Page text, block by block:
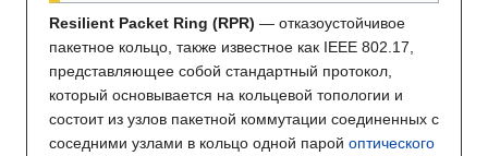
Resilient Packet Ring (RPR) — отказоустойчивое
пакетное кольцо, также известное как IEEE 802.17,
представляющее собой стандартный протокол,
который основывается на кольцевой топологии и
состоит из узлов пакетной коммутации соединенных с
соседними узлами в кольцо одной парой оптического